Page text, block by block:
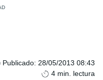
Publicado: 28/05/2013 08:43
4 min. lectura